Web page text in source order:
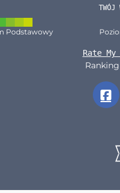
TWÓJ
Podstawowy
Rate